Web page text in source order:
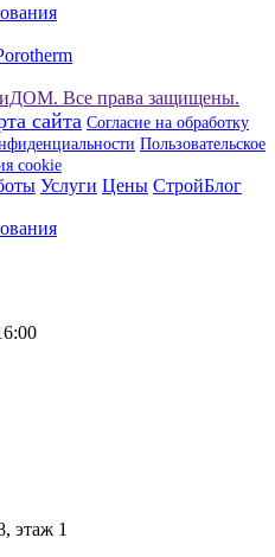
Все права защищены.
сайта Согласие на обработку
Пользовательское
сookie
Услуги Цены СтройБлог
этаж 1